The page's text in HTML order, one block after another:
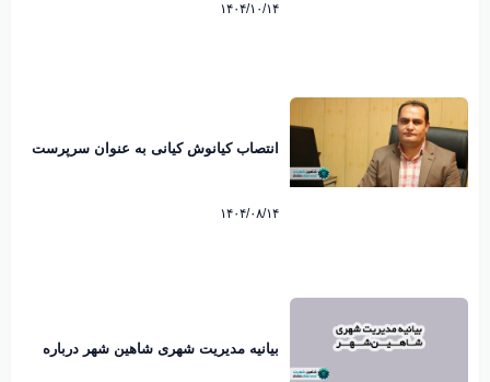
۱۴۰۴/۱۰/۱۴
انتصاب کیانوش کیانی به عنوان سرپرست
۱۴۰۴/۰۸/۱۴
بیانیه مدیریت شهری شاهین شهر درباره